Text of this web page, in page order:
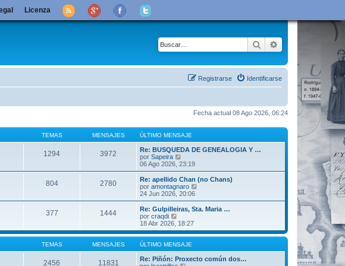
Buscar Búsqueda
Identificarse
Registrarse
Fecha actual 08 Ago 2026, 06:24
TEMAS MENSAJES ÚLTIMO MENSAJE
1294 3972
Re: BUSQUEDA DE GENEALOGIA Y …
por Sapeira
e
r
ú
l
t
o
m
e
n
s
a
e
06 Ago 2026, 23:19
804 2780
Re: apellido Chan (no Chans)
por amontagnaro
r
ú
m
m
e
24 Jun 2026, 20:06
377 1444
Re: Gulpilleiras, Sta. Maria …
por craqdi
e
r
ú
l
t
i
18 Abr 2026, 18:27
TEMAS MENSAJES ÚLTIMO MENSAJE
2456 11831
Re: Piñón: Proxecto común dos…
Licenza